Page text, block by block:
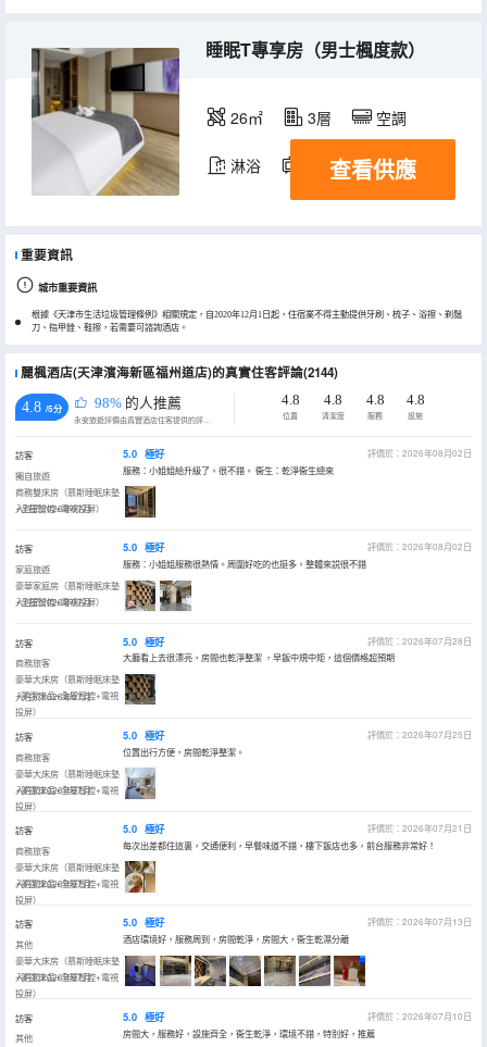
睡眠T專享房（男士楓度款）
26㎡ 3層 空調
淋浴 電視機
查看供應
重要資訊
城市重要資訊
根據《天津市生活垃圾管理條例》相關規定，自2020年12月1日起，住宿業不得主動提供牙刷、梳子、浴擦、剃鬚
刀、指甲銼、鞋擦，若需要可諮詢酒店。
麗楓酒店(天津濱海新區福州道店)的真實住客評論(2144)
4.8 /5分 98% 的人推薦
永安旅遊評價由真實酒店住客提供的評價。
4.8
位置
4.8
清潔度
4.8
服務
4.8
設施
訪客
獨自旅遊
商務雙床房（慕斯睡眠床墊
+全屋智控+電視投屏）
入住於2026年07月
5.0 極好
評價於：2026年08月02日
服務：小姐姐給升級了。很不錯。 衞生：乾淨衞生總來
訪客
家庭旅遊
豪華家庭房（慕斯睡眠床墊
+全屋智控+電視投屏）
入住於2026年07月
5.0 極好
評價於：2026年08月02日
服務：小姐姐服務很熱情。周圍好吃的也挺多。整體來説很不錯
訪客
商務旅客
豪華大床房（慕斯睡眠床墊
+夢潔床品+全屋智控+電視
投屏）
入住於2026年07月
5.0 極好
評價於：2026年07月28日
大廳看上去很漂亮，房間也乾淨整潔 ，早飯中規中矩，這個價格超預期
訪客
商務旅客
豪華大床房（慕斯睡眠床墊
+夢潔床品+全屋智控+電視
投屏）
入住於2026年07月
5.0 極好
評價於：2026年07月25日
位置出行方便，房間乾淨整潔。
訪客
商務旅客
豪華大床房（慕斯睡眠床墊
+夢潔床品+全屋智控+電視
投屏）
入住於2026年07月
5.0 極好
評價於：2026年07月21日
每次出差都住這裏，交通便利，早餐味道不錯，樓下飯店也多，前台服務非常好！
訪客
其他
豪華大床房（慕斯睡眠床墊
+夢潔床品+全屋智控+電視
投屏）
入住於2026年07月
5.0 極好
評價於：2026年07月13日
酒店環境好，服務周到，房間乾淨，房間大，衞生乾濕分離
訪客
其他
5.0 極好
評價於：2026年07月10日
房間大，服務好，設施齊全，衞生乾淨，環境不錯，特別好，推薦